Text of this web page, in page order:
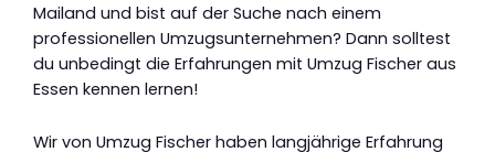
Mailand und bist auf der Suche nach einem
professionellen Umzugsunternehmen? Dann solltest
du unbedingt die Erfahrungen mit Umzug Fischer aus
Essen kennen lernen!
Wir von Umzug Fischer haben langjährige Erfahrung